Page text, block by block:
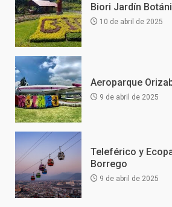
Biori Jardín
10 de abril de 2025
Aeroparque
9 de abril de 2025
Teleférico y
Borrego
9 de abril de 2025